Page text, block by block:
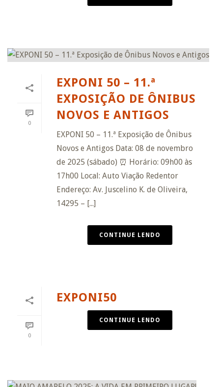
0
EXPONI 50 – 11.ª
EXPOSIÇÃO DE ÔNIBUS
NOVOS E ANTIGOS
EXPONI 50 – 11.ª Exposição de Ônibus
Novos e Antigos Data: 08 de novembro
de 2025 (sábado) ⏰ Horário: 09h00 às
17h00 Local: Auto Viação Redentor
Endereço: Av. Juscelino K. de Oliveira,
14295 – [...]
CONTINUE LENDO
0
EXPONI50
CONTINUE LENDO